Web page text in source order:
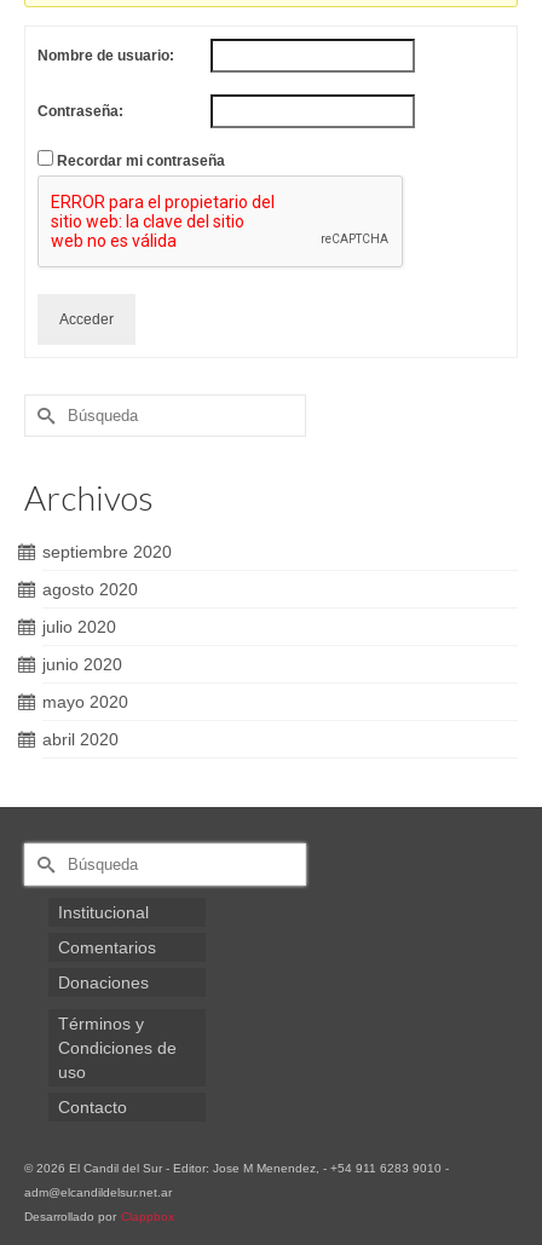
Nombre de usuario:
Contraseña:
Recordar mi contraseña
Acceder
Buscar
por:
Archivos
septiembre 2020
agosto 2020
julio 2020
junio 2020
mayo 2020
abril 2020
Buscar
por:
Institucional
Comentarios
Donaciones
Términos y
Condiciones de
uso
Contacto
© 2026 El Candil del Sur - Editor: Jose M Menendez, - +54 911 6283 9010 -
adm@elcandildelsur.net.ar
Desarrollado por Clappbox